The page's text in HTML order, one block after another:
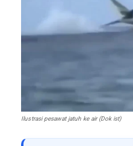
Ilustrasi pesawat jatuh ke air (Dok ist)